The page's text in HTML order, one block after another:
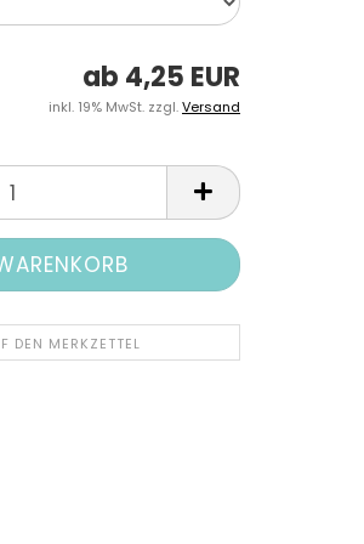
ab 4,25 EUR
inkl. 19% MwSt. zzgl.Versand
DEN MERKZETTEL